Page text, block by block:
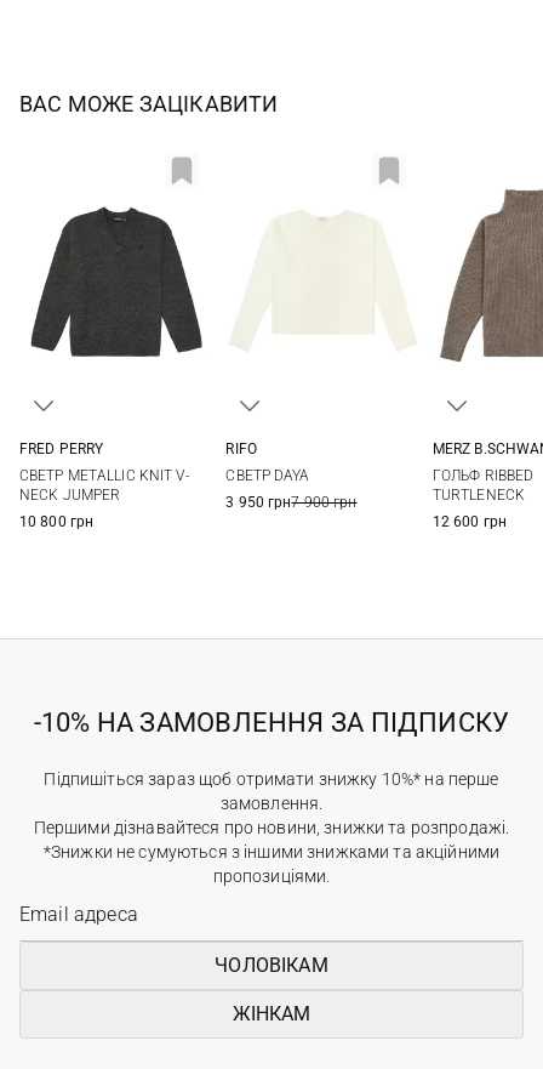
ВАС МОЖЕ ЗАЦІКАВИТИ
FRED PERRY
СВЕТР METALLIC KNIT V-
NECK JUMPER
10 800 грн
RIFO
СВЕТР DAYA
3 950 грн7 900 грн
MERZ
ГОЛЬФ RIBBED
TURTLENECK
12 600 грн
-10% НА ЗАМОВЛЕННЯ ЗА ПІДПИСКУ
Підпишіться зараз щоб отримати знижку 10%* на перше
замовлення.
Першими дізнавайтеся про новини, знижки та розпродажі.
*Знижки не сумуються з іншими знижками та акційними
пропозиціями.
ЧОЛОВІКАМ
ЖІНКАМ